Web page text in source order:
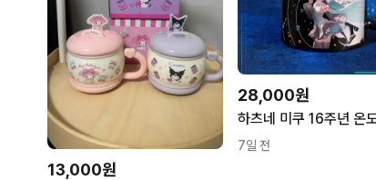
13,000원
28,000원
7일 전